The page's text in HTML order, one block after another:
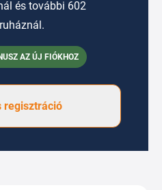
és további 602
AZ ÚJ FIÓKHOZ
regisztráció